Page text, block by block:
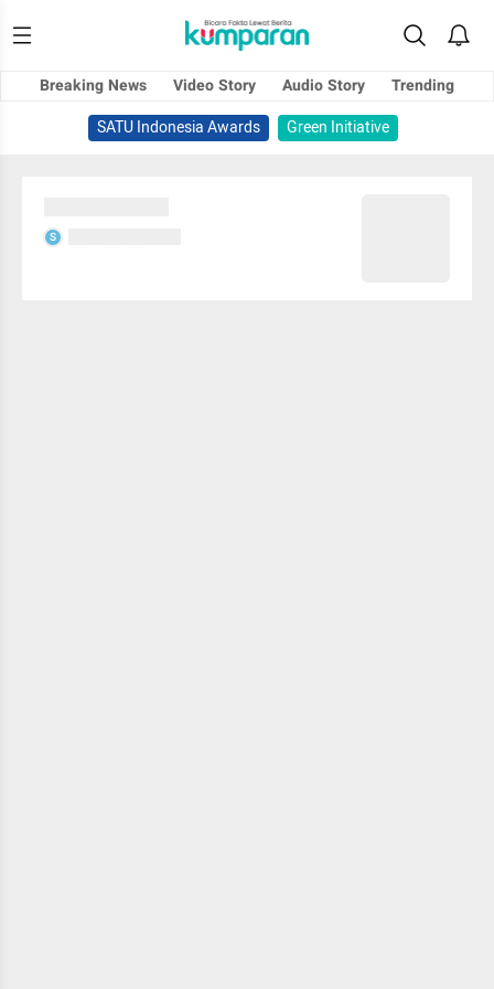
Breaking News Video Story Audio Story
Trending
SATU Indonesia Awards
Green Initiative
S